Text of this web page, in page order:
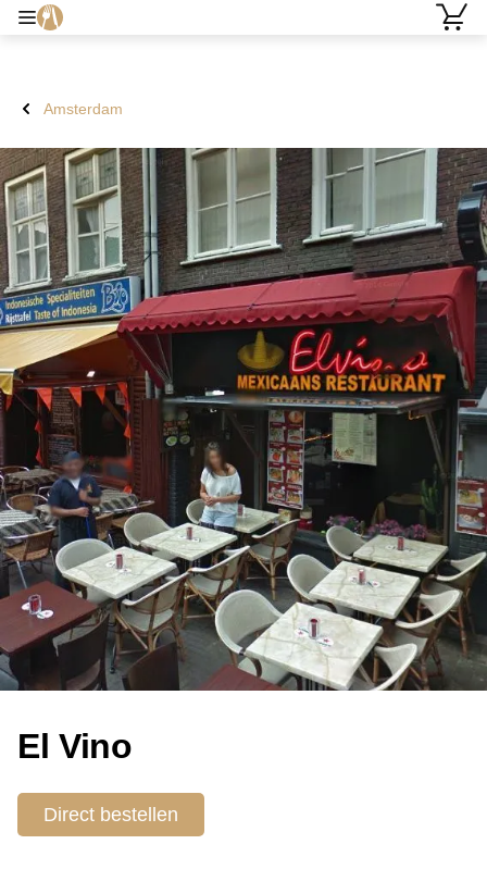
Amsterdam
El Vino
Direct bestellen